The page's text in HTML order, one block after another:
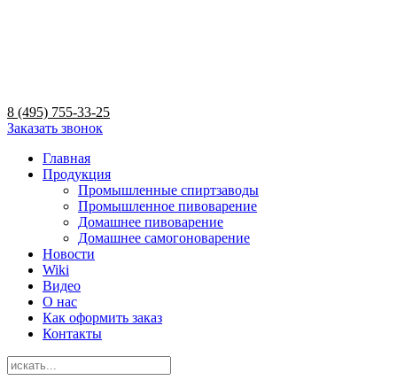
8 (495) 755-33-25
Заказать звонок
Главная
Продукция
Промышленные спиртзаводы
Промышленное пивоварение
Домашнее пивоварение
Домашнее самогоноварение
Новости
Wiki
Видео
О нас
Как оформить заказ
Контакты